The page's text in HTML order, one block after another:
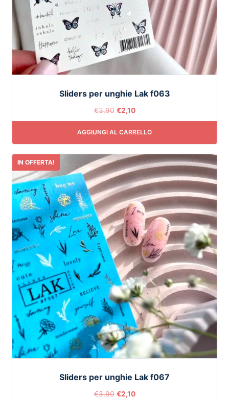
Sliders per unghie Lak f063
€3,90 €2,10
AGGIUNGI AL CARRELLO
IN OFFERTA!
Sliders per unghie Lak f067
€3,90 €2,10